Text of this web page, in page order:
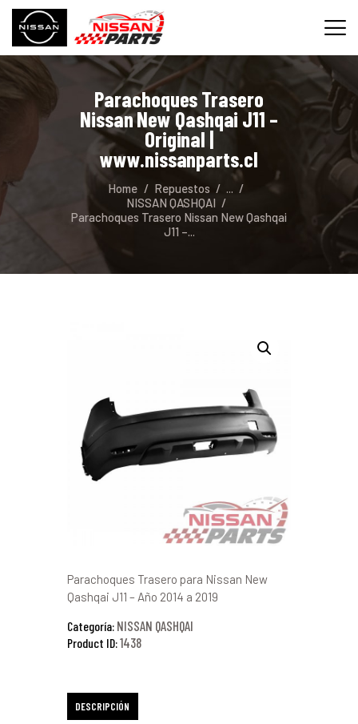
Parachoques Trasero
Nissan New Qashqai J11 –
Original |
www.nissanparts.cl
Home Repuestos
...
NISSAN QASHQAI
Parachoques Trasero Nissan New Qashqai
J11 –...
INICIO
SERVICIOS
REPUESTOS
CONTACTO
Parachoques Trasero para Nissan New
Qashqai J11 – Año 2014 a 2019
Categoría: NISSAN QASHQAI
Product ID:1438
DESCRIPCIÓN